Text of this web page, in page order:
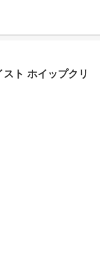
ト ホイップクリ